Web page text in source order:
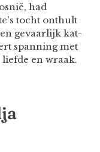
had
tocht onthult
gevaarlijk kat-
spanning met
en wraak​​.​​​